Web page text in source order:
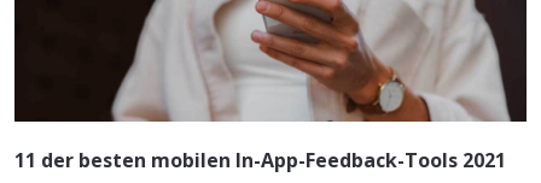
11 der besten mobilen In-App-Feedback-Tools 2021